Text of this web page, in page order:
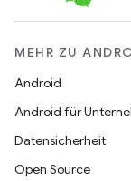
MEHR ZU
Android
Android für
Datensicherheit
Open Source